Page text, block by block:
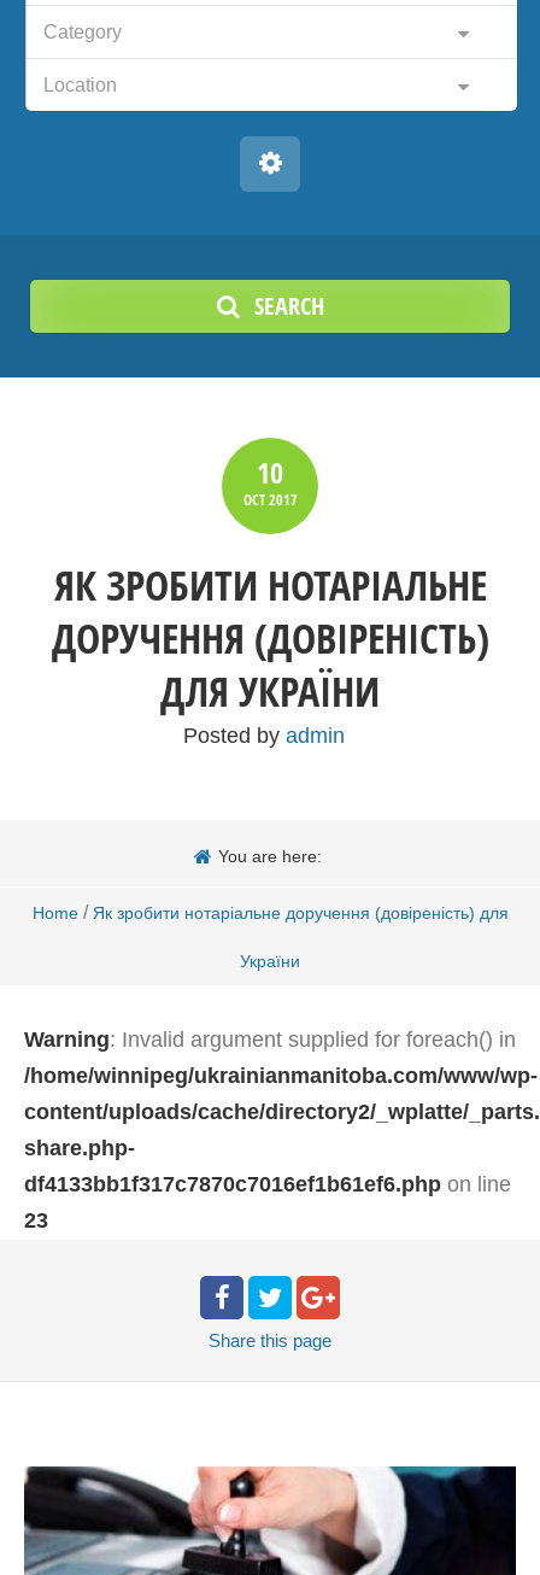
Category
Location
SEARCH
10
OCT2017
ЯК ЗРОБИТИ НОТАРІАЛЬНЕ
ДОРУЧЕННЯ (ДОВІРЕНІСТЬ)
ДЛЯ УКРАЇНИ
Posted by admin
You are here:
Home / Як зробити нотаріальне доручення (довіреність) для
України
Warning: Invalid argument supplied for foreach() in
/home/winnipeg/ukrainianmanitoba.com/www/wp-
content/uploads/cache/directory2/_wplatte/
share.php-
df4133bb1f317c7870c7016ef1b61ef6.php on line
23
Share this page